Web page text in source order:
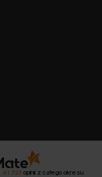
41 721 opinii z całego okresu